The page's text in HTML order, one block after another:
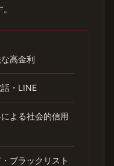
高金利
・LINE
よる社会的信用
ブラックリスト